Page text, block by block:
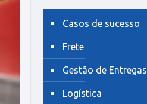
Casos de sucesso
Frete
Gestão de Entregas
Logística